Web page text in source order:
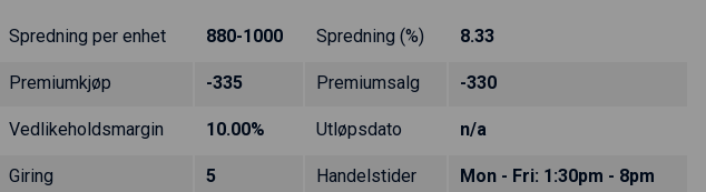
Spredning per enhet 880-1000 Spredning (%) 8.33
Premiumkjøp -335 Premiumsalg -330
Vedlikeholdsmargin 10.00% Utløpsdato n/a
Giring 5 Handelstider Mon - Fri: 1:30pm - 8pm